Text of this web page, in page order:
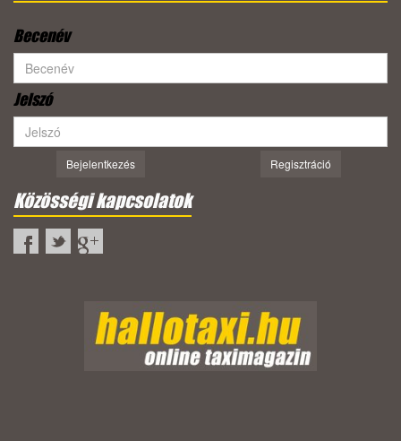
Becenév
Jelszó
Bejelentkezés Regisztráció
Közösségi kapcsolatok